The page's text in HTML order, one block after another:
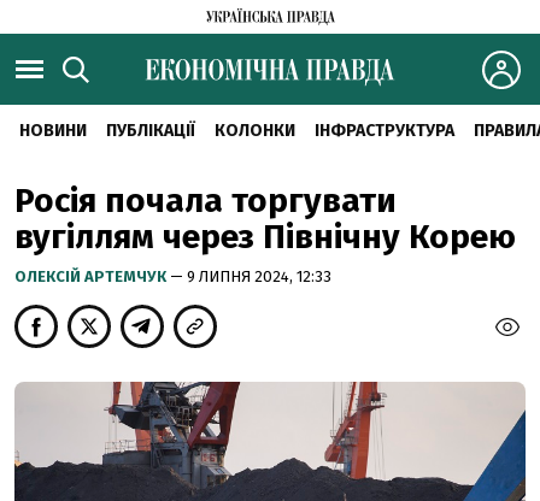
НОВИНИ ПУБЛІКАЦІЇ КОЛОНКИ ІНФРАСТРУКТУРА
Росія почала торгувати
вугіллям через Північну Корею
ОЛЕКСІЙ АРТЕМЧУК — 9 ЛИПНЯ 2024, 12:33